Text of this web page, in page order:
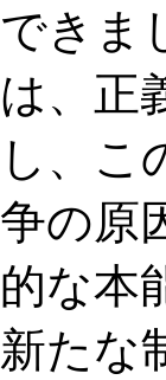
できま
は、正
し、こ
争の原
的な本
新たな